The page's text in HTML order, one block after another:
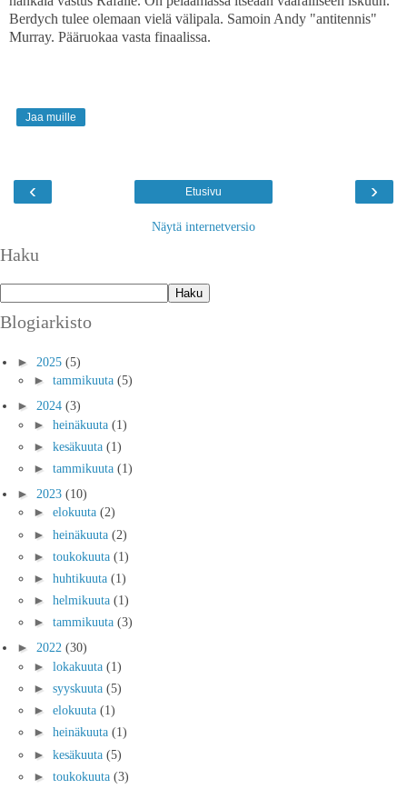
Berdych tulee olemaan vielä välipala. Samoin Andy "antitennis"
Murray. Pääruokaa vasta finaalissa.
Jaa muille
‹ ›
Etusivu
Näytä internetversio
Haku
Blogiarkisto
► 2025 (5)
► tammikuuta (5)
► 2024 (3)
► heinäkuuta (1)
► kesäkuuta (1)
► tammikuuta (1)
► 2023 (10)
► elokuuta (2)
► heinäkuuta (2)
► toukokuuta (1)
► huhtikuuta (1)
► helmikuuta (1)
► tammikuuta (3)
► 2022 (30)
► lokakuuta (1)
► syyskuuta (5)
► elokuuta (1)
► heinäkuuta (1)
► kesäkuuta (5)
► toukokuuta (3)